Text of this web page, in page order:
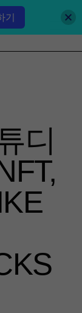
디
기